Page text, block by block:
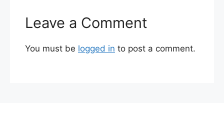
Leave a Comment
You must be logged in to post a comment.